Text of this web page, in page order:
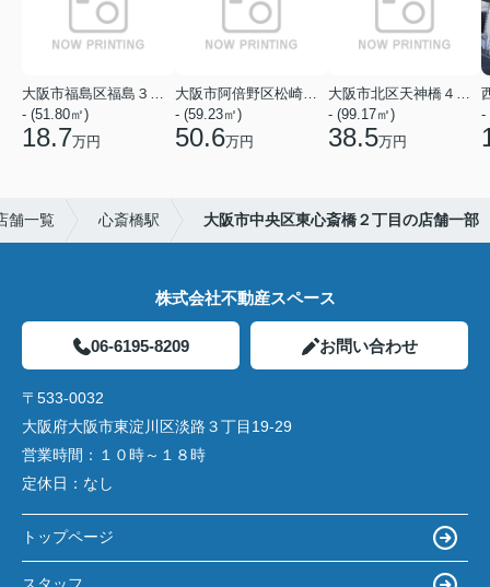
- (51.80㎡)
18.7万円
- (59.23㎡)
50.6万円
- (99.17㎡)
38.5万円
-
舗一覧 心斎橋駅 大阪市中央区東心斎橋２丁目の店舗一部
株式会社不動産スペース
06-6195-8209 お問い合わせ
〒533-0032
大阪府大阪市東淀川区淡路３丁目19-29
営業時間： １０時～１８時
定休日： なし
トップページ